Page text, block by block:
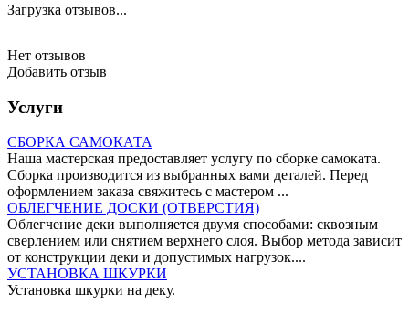
Загрузка отзывов...
Нет отзывов
Добавить отзыв
Услуги
СБОРКА САМОКАТА
Наша мастерская предоставляет услугу по сборке самоката.
Сборка производится из выбранных вами деталей. Перед
оформлением заказа свяжитесь с мастером ...
ОБЛЕГЧЕНИЕ ДОСКИ (ОТВЕРСТИЯ)
Облегчение деки выполняется двумя способами: сквозным
сверлением или снятием верхнего слоя. Выбор метода зависит
от конструкции деки и допустимых нагрузок....
УСТАНОВКА ШКУРКИ
Установка шкурки на деку.